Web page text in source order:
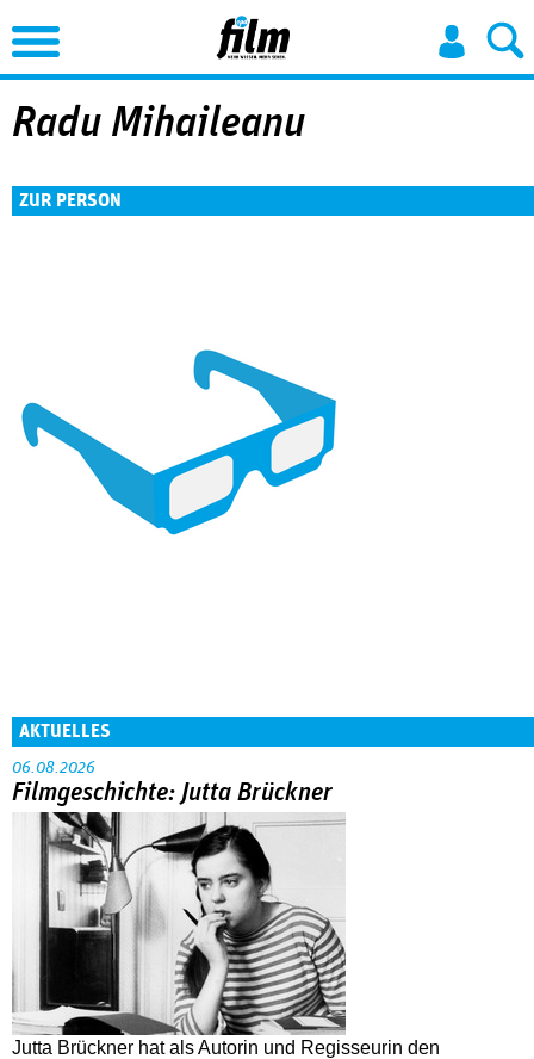
Jump to Navigation
Radu Mihaileanu
ZUR PERSON
AKTUELLES
06.08.2026
Filmgeschichte: Jutta Brückner
Jutta Brückner hat als Autorin und Regisseurin den